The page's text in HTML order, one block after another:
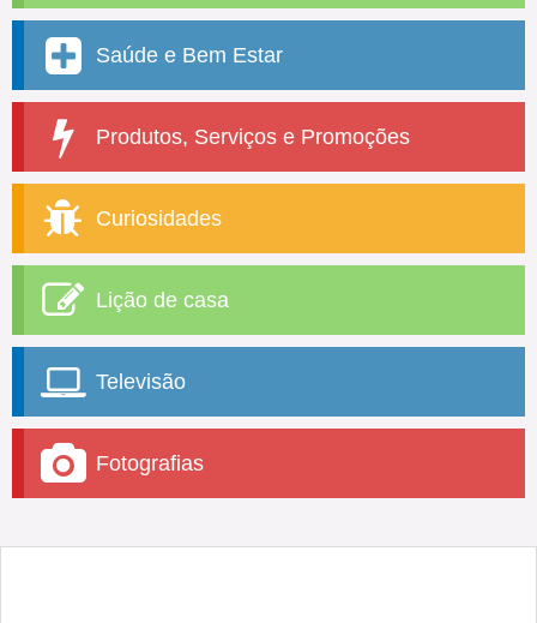
Saúde e Bem Estar
Produtos, Serviços e Promoções
Curiosidades
Lição de casa
Televisão
Fotografias